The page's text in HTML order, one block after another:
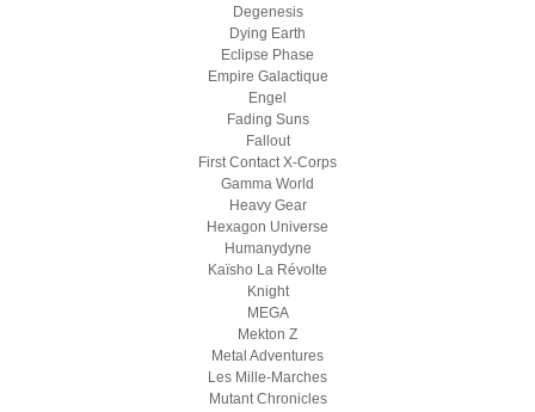
Degenesis
Dying Earth
Eclipse Phase
Empire Galactique
Engel
Fading Suns
Fallout
First Contact X-Corps
Gamma World
Heavy Gear
Hexagon Universe
Humanydyne
Kaïsho La Révolte
Knight
MEGA
Mekton Z
Metal Adventures
Les Mille-Marches
Mutant Chronicles